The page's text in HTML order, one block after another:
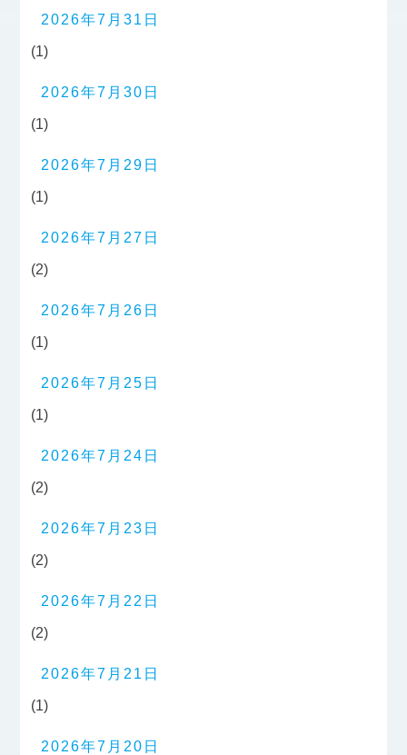
2026年7月31日
(1)
2026年7月30日
(1)
2026年7月29日
(1)
2026年7月27日
(2)
2026年7月26日
(1)
2026年7月25日
(1)
2026年7月24日
(2)
2026年7月23日
(2)
2026年7月22日
(2)
2026年7月21日
(1)
2026年7月20日